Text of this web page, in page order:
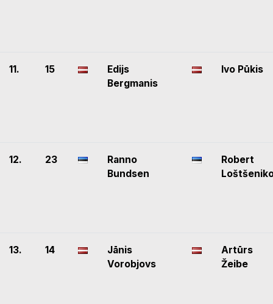
11. 15
Edijs
Bergmanis
Ivo Pūkis
12. 23
Ranno
Bundsen
Robert
13. 14
Jānis
Vorobjovs
Artūrs
Žeibe